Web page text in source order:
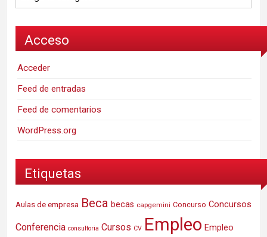
Acceso
Acceder
Feed de entradas
Feed de comentarios
WordPress.org
Etiquetas
Aulas de empresa Beca becas capgemini Concurso Concursos
Conferencia consultoria Cursos CV Empleo Empleo